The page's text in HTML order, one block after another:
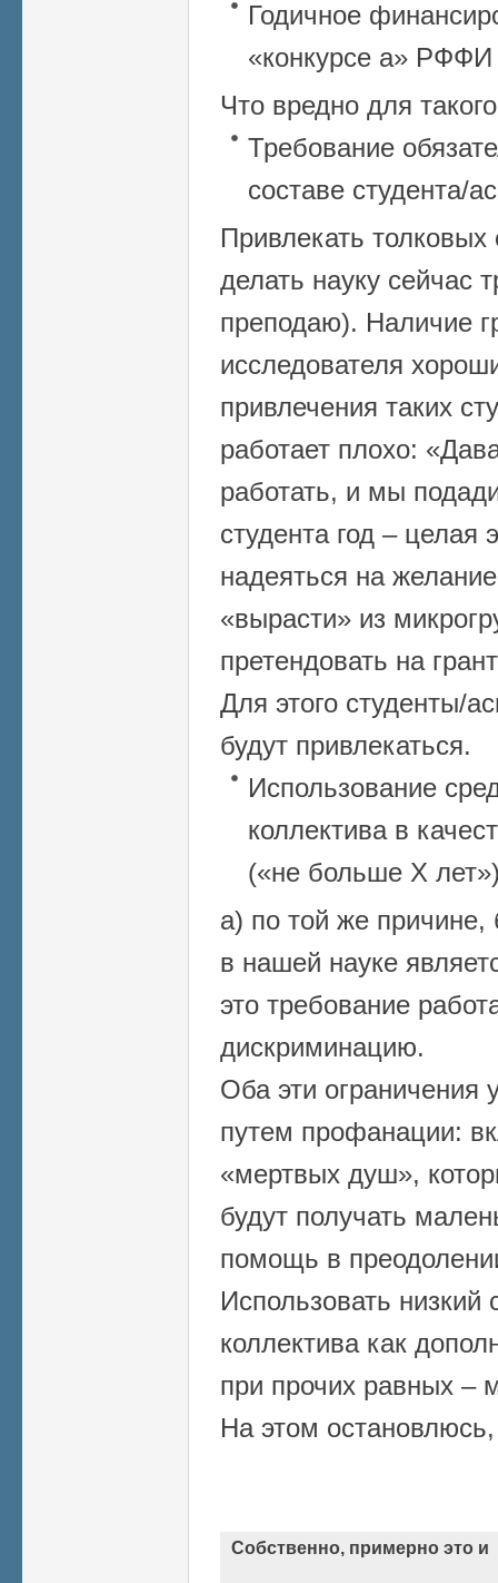
Годичное
«конкурсе а»
Что вредно для
Требование
составе студента/
Привлекать
делать науку сейчас
преподаю). Наличие
исследователя
привлечения таких
работает плохо:
работать, и мы
студента год – целая
надеяться на
«вырасти» из
претендовать на
Для этого студенты/
будут привлекаться.
Использование
коллектива в
(«не больше Х
а) по той же
в нашей науке
это требование
дискриминацию.
Оба эти ограничения
путем профанации:
«мертвых душ»,
будут получать
помощь в
Использовать низкий
коллектива как
при прочих равных –
На этом
Собственно, примерно это и